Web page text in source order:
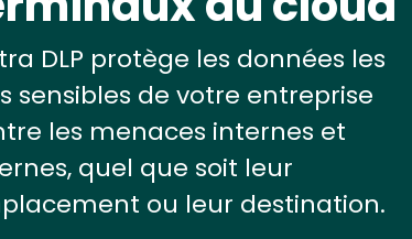
DLP protège les données les
sensibles de votre entreprise
les menaces internes et
quel que soit leur
ou leur destination.